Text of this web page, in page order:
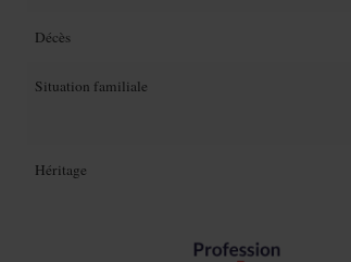
Décès
Situation familiale
Héritage